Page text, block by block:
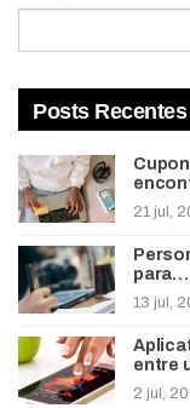
Posts Recentes
21 jul,
para…
13 jul,
entre
2 jul,